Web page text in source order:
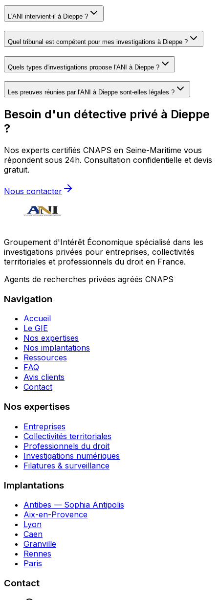
L'ANI intervient-il à Dieppe ?
Quel tribunal est compétent pour mes investigations à Dieppe ?
Quels types d'investigations propose l'ANI à Dieppe ?
Les preuves réunies par l'ANI à Dieppe sont-elles légales ?
Besoin d'un détective privé à Dieppe
?
Nos experts certifiés CNAPS en Seine-Maritime vous
répondent sous 24h. Consultation confidentielle et devis
gratuit.
Nous contacter
Groupement d'Intérêt Économique spécialisé dans les
investigations privées pour entreprises, collectivités
territoriales et professionnels du droit en France.
Agents de recherches privées agréés CNAPS
Navigation
Accueil
Le GIE
Nos expertises
Nos implantations
Ressources
FAQ
Avis clients
Contact
Nos expertises
Entreprises
Collectivités territoriales
Professionnels du droit
Investigations numériques
Filatures & surveillance
Implantations
Antibes — Sophia Antipolis
Aix-en-Provence
Lyon
Caen
Granville
Rennes
Paris
Contact